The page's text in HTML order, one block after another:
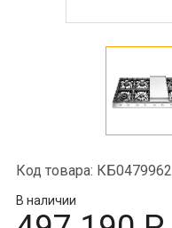
Код товара: КБ0479962
В наличии